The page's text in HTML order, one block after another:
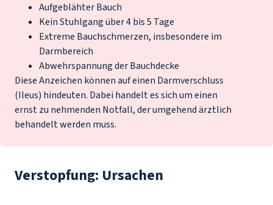
Aufgeblähter Bauch
Kein Stuhlgang über 4 bis 5 Tage
Extreme Bauchschmerzen, insbesondere im
Darmbereich
Abwehrspannung der Bauchdecke
Diese Anzeichen können auf einen Darmverschluss
(Ileus) hindeuten. Dabei handelt es sich um einen
ernst zu nehmenden Notfall, der umgehend ärztlich
behandelt werden muss.
Verstopfung: Ursachen